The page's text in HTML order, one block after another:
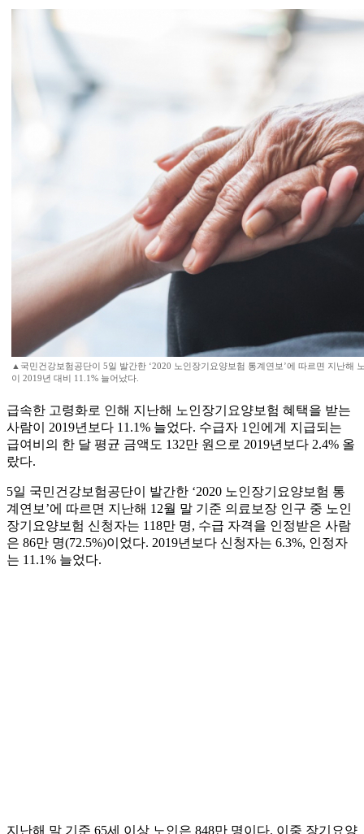
▲국민건강보험공단이 5일 발간한 ‘2020 노인장기요양보험 통계연보’에 따르면 지난해
이 2019년 대비 11.1% 늘어났다.
급속한 고령화로 인해 지난해 노인장기요양보험 혜택을 받는
사람이 2019년보다 11.1% 늘었다. 수급자 1인에게 지급되는
급여비의 한 달 평균 금액도 132만 원으로 2019년보다 2.4% 올
랐다.
5일 국민건강보험공단이 발간한 ‘2020 노인장기요양보험 통
계연보’에 따르면 지난해 12월 말 기준 의료보장 인구 중 노인
장기요양보험 신청자는 118만 명, 수급 자격을 인정받은 사람
은 86만 명(72.5%)이었다. 2019년보다 신청자는 6.3%, 인정자
는 11.1% 늘었다.
지난해 말 기준 65세 이상 노인은 848만 명이다. 이중 장기요양